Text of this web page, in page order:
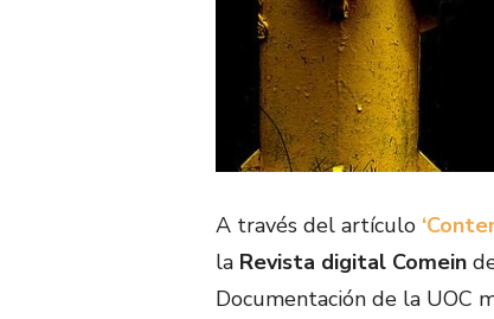
A través del artículo
la Revista digital Comein
Documentación de la UOC